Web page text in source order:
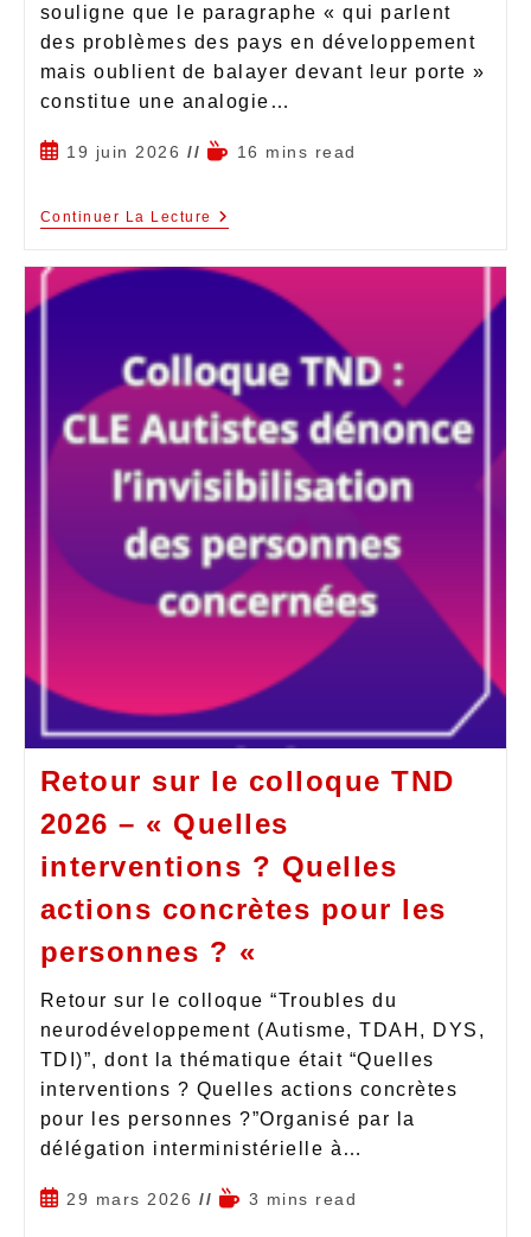
souligne que le paragraphe « qui parlent
des problèmes des pays en développement
mais oublient de balayer devant leur porte »
constitue une analogie…
19 juin 2026 16 mins read
Continuer La Lecture
Retour sur le colloque TND
2026 – « Quelles
interventions ? Quelles
actions concrètes pour les
personnes ? «
Retour sur le colloque “Troubles du
neurodéveloppement (Autisme, TDAH, DYS,
TDI)”, dont la thématique était “Quelles
interventions ? Quelles actions concrètes
pour les personnes ?”Organisé par la
délégation interministérielle à…
29 mars 2026 3 mins read